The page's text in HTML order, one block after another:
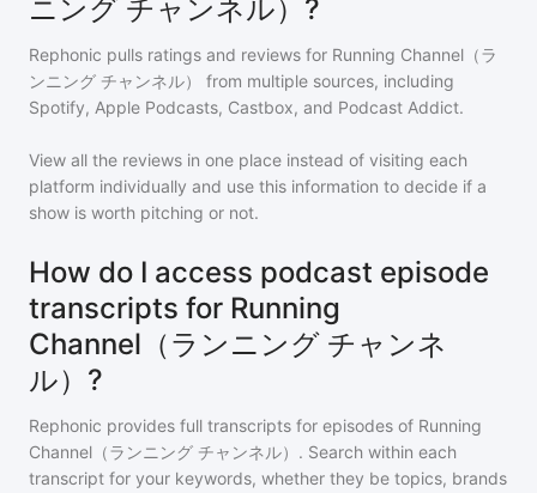
ニング チャンネル）?
Rephonic pulls ratings and reviews for Running Channel（ラ
ンニング チャンネル）
from multiple sources, including
Spotify, Apple Podcasts, Castbox, and Podcast Addict.
View all the reviews in one place instead of visiting each
platform individually and use this information to decide if a
show is worth pitching or not.
How do I access podcast episode
transcripts for Running
Channel（ランニング チャンネ
ル）?
Rephonic provides full transcripts for episodes of Running
Channel（ランニング チャンネル） . Search within each
transcript for your keywords, whether they be topics, brands